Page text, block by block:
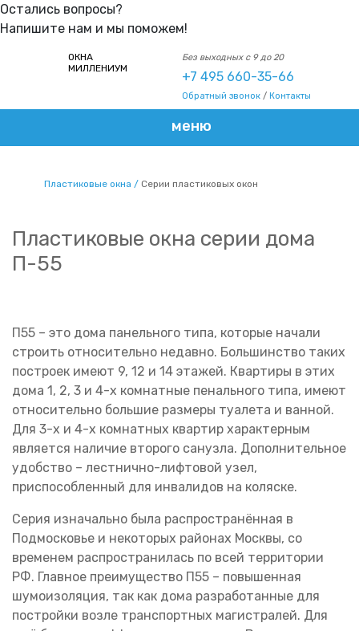
Остались вопросы?
Напишите нам и мы поможем!
ОКНА
МИЛЛЕНИУМ
Без выходных с 9 до 20
+7 495 660-35-66
Обратный звонок/ Контакты
меню
Пластиковые окна Серии пластиковых окон
Пластиковые окна серии дома
П-55
П55 – это дома панельного типа, которые начали
строить относительно недавно. Большинство таких
построек имеют 9, 12 и 14 этажей. Квартиры в этих
дома 1, 2, 3 и 4-х комнатные пенального типа, имеют
относительно большие размеры туалета и ванной.
Для 3-х и 4-х комнатных квартир характерным
является наличие второго санузла. Дополнительное
удобство – лестнично-лифтовой узел,
приспособленный для инвалидов на коляске.
Серия изначально была распространённая в
Подмосковье и некоторых районах Москвы, со
временем распространилась по всей территории
РФ. Главное преимущество П55 – повышенная
шумоизоляция, так как дома разработанные для
постройки возле транспортных магистралей. Для